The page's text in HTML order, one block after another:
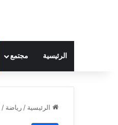
الرئيسية مجتمع
الرئيسية / رياضة /